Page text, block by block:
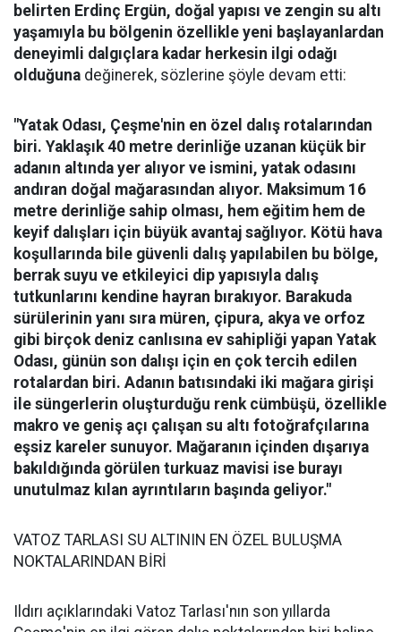
belirten Erdinç Ergün, doğal yapısı ve zengin su altı
yaşamıyla bu bölgenin özellikle yeni başlayanlardan
deneyimli dalgıçlara kadar herkesin ilgi odağı
olduğuna değinerek, sözlerine şöyle devam etti:
"Yatak Odası, Çeşme'nin en özel dalış rotalarından
biri. Yaklaşık 40 metre derinliğe uzanan küçük bir
adanın altında yer alıyor ve ismini, yatak odasını
andıran doğal mağarasından alıyor. Maksimum 16
metre derinliğe sahip olması, hem eğitim hem de
keyif dalışları için büyük avantaj sağlıyor. Kötü hava
koşullarında bile güvenli dalış yapılabilen bu bölge,
berrak suyu ve etkileyici dip yapısıyla dalış
tutkunlarını kendine hayran bırakıyor. Barakuda
sürülerinin yanı sıra müren, çipura, akya ve orfoz
gibi birçok deniz canlısına ev sahipliği yapan Yatak
Odası, günün son dalışı için en çok tercih edilen
rotalardan biri. Adanın batısındaki iki mağara girişi
ile süngerlerin oluşturduğu renk cümbüşü, özellikle
makro ve geniş açı çalışan su altı fotoğrafçılarına
eşsiz kareler sunuyor. Mağaranın içinden dışarıya
bakıldığında görülen turkuaz mavisi ise burayı
unutulmaz kılan ayrıntıların başında geliyor."
VATOZ TARLASI SU ALTININ EN ÖZEL BULUŞMA
NOKTALARINDAN BİRİ
Ildırı açıklarındaki Vatoz Tarlası'nın son yıllarda